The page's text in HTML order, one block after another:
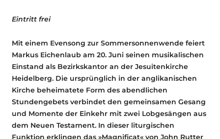
Eintritt frei
Mit einem Evensong zur Sommersonnenwende feiert
Markus Eichenlaub am 20. Juni seinen musikalischen
Einstand als Bezirkskantor an der Jesuitenkirche
Heidelberg. Die ursprünglich in der anglikanischen
Kirche beheimatete Form des abendlichen
Stundengebets verbindet den gemeinsamen Gesang
und Momente der Einkehr mit zwei Lobgesängen aus
dem Neuen Testament. In dieser liturgischen
Funktion erklingen das »Magnificat« von John Rutter